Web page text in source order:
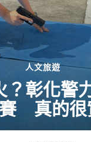
人文旅遊
？彰化警
真的很